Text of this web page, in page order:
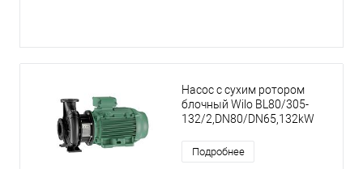
Насос с сухим ротором
блочный Wilo BL80/305-
132/2,DN80/DN65,132kW
Подробнее